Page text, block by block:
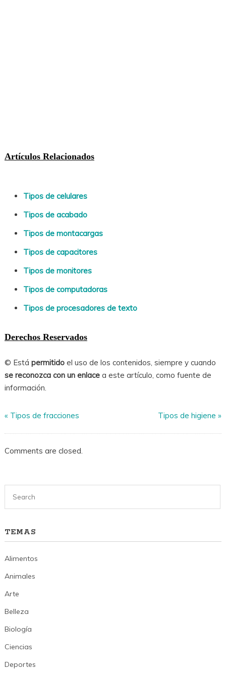
Artículos Relacionados
Tipos de celulares
Tipos de acabado
Tipos de montacargas
Tipos de capacitores
Tipos de monitores
Tipos de computadoras
Tipos de procesadores de texto
Derechos Reservados
© Está permitidoel uso de los contenidos, siempre y cuando
se reconozca con un enlacea este artículo, como fuente de
información.
« Tipos de fracciones Tipos de higiene »
Comments are closed.
TEMAS
Alimentos
Animales
Arte
Belleza
Biología
Ciencias
Deportes